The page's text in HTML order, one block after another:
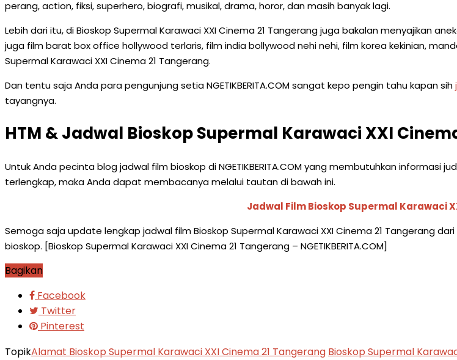
perang, action, fiksi, superhero, biografi, musikal, drama, horor, dan masih banyak lagi.
Lebih dari itu, di Bioskop Supermal Karawaci XXI Cinema 21 Tangerang juga bakalan menyajikan
juga film barat box office hollywood terlaris, film india bollywood nehi nehi, film korea kekinian,
Supermal Karawaci XXI Cinema 21 Tangerang.
Dan tentu saja Anda para pengunjung setia NGETIKBERITA.COM sangat kepo pengin tahu kapan sih
tayangnya.
HTM & Jadwal Bioskop Supermal Karawaci XXI
Untuk Anda pecinta blog jadwal film bioskop di NGETIKBERITA.COM yang membutuhkan informasi
terlengkap, maka Anda dapat membacanya melalui tautan di bawah ini.
Jadwal Film Bioskop Supermal Karawaci
Semoga saja update lengkap jadwal film Bioskop Supermal Karawaci XXI Cinema 21 Tangerang
bioskop. [Bioskop Supermal Karawaci XXI Cinema 21 Tangerang – NGETIKBERITA.COM]
Bagikan
Facebook
Twitter
Pinterest
TopikAlamat Bioskop Supermal Karawaci XXI Cinema 21 Tangerang Bioskop Supermal